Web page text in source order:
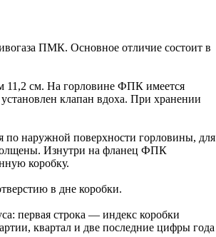
ПМК. Основное отличие состоит в
11,2 см. На горловине ФПК имеется
клапан вдоха. При хранении
по наружной поверхности горловины, для
Изнутри на фланец ФПК
коробку.
в дне коробки.
первая строка — индекс коробки
квартал и две последние цифры года